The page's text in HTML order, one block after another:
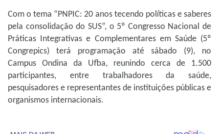
Com o tema “PNPIC: 20 anos tecendo políticas e saberes
pela consolidação do SUS”, o 5º Congresso Nacional de
Práticas Integrativas e Complementares em Saúde (5º
Congrepics) terá programação até sábado (9), no
Campus Ondina da Ufba, reunindo cerca de 1.500
participantes, entre trabalhadores da saúde,
pesquisadores e representantes de instituições públicas e
organismos internacionais.